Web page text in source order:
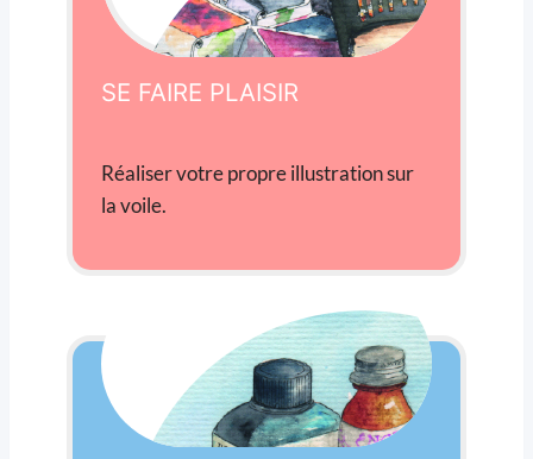
SE FAIRE PLAISIR
Réaliser votre propre illustration sur
la voile.